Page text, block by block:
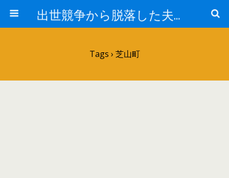
出世競争から脱落した夫と妻の日常
Tags › 芝山町